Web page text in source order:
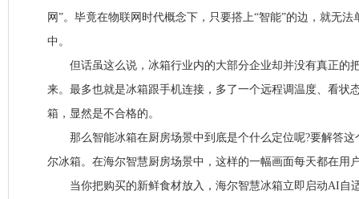
网”。毕竟在物联网时代概念下，只要搭上“智能”的边，就无
中。
但话虽这么说，冰箱行业内的大部分企业却并没有真正的
来。最多也就是冰箱跟手机连接，多了一个远程调温度、看状
箱，显然是不合格的。
那么智能冰箱在厨房场景中到底是个什么定位呢?要解答这
尔冰箱。在海尔智慧厨房场景中，这样的一幅画面每天都在用
当你把购买的新鲜食材放入，海尔智慧冰箱立即启动AI自